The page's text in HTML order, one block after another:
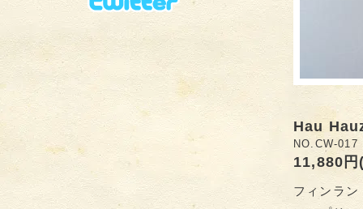
Hau
NO.CW-017
11,880円
フィンラ